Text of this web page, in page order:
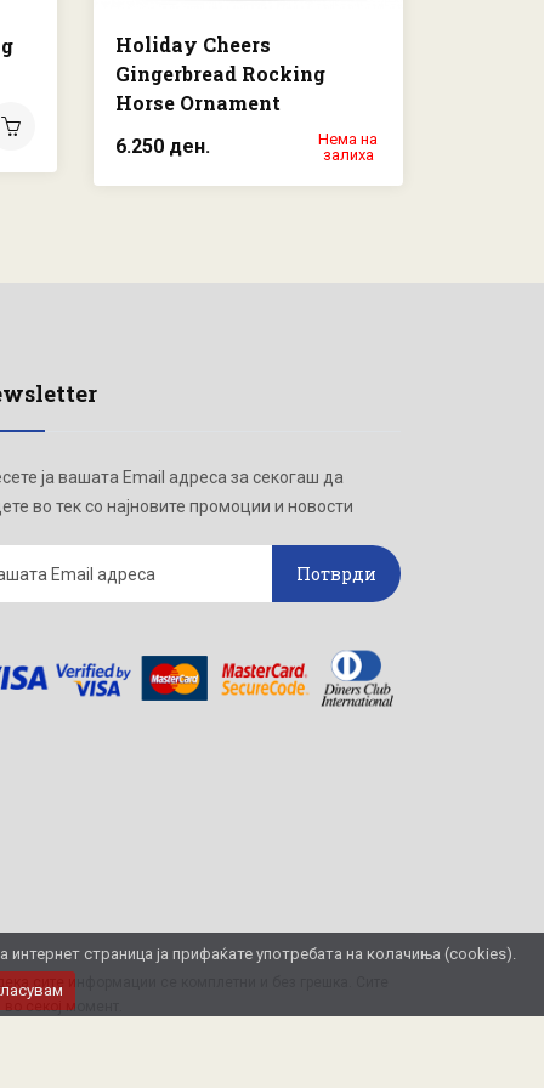
Holiday Cheers
Gingerbread Rocking
Horse Ornament
6.250 ден.
Нема на
залиха
страница ја прифаќате употребата на колачиња (cookies).
ја вашата Email адреса за секогаш да
во тек со најновите промоции и новости
Потврди
секој момент.